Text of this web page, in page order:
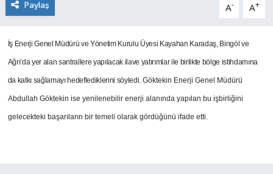
Paylaş A- A+
İş Enerji Genel Müdürü ve Yönetim Kurulu Üyesi Kayahan Karadaş, Bingöl ve
Ağrı’da yer alan santrallere yapılacak ilave yatırımlar ile birlikte bölge istihdamına
da katkı sağlamayı hedeflediklerini söyledi. Göktekin Enerji Genel Müdürü
Abdullah Göktekin ise yenilenebilir enerji alanında yapılan bu işbirliğini
gelecekteki başarıların bir temeli olarak gördüğünü ifade etti.